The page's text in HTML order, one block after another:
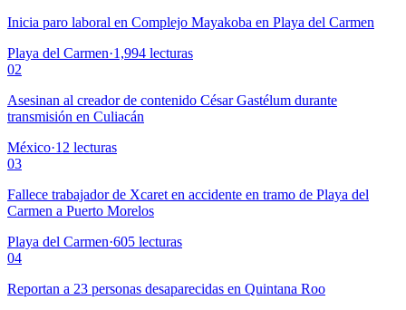
Inicia paro laboral en Complejo Mayakoba en Playa del Carmen
Playa del Carmen·1,994 lecturas
02
Asesinan al creador de contenido César Gastélum durante
transmisión en Culiacán
México·12 lecturas
03
Fallece trabajador de Xcaret en accidente en tramo de Playa del
Carmen a Puerto Morelos
Playa del Carmen·605 lecturas
04
Reportan a 23 personas desaparecidas en Quintana Roo